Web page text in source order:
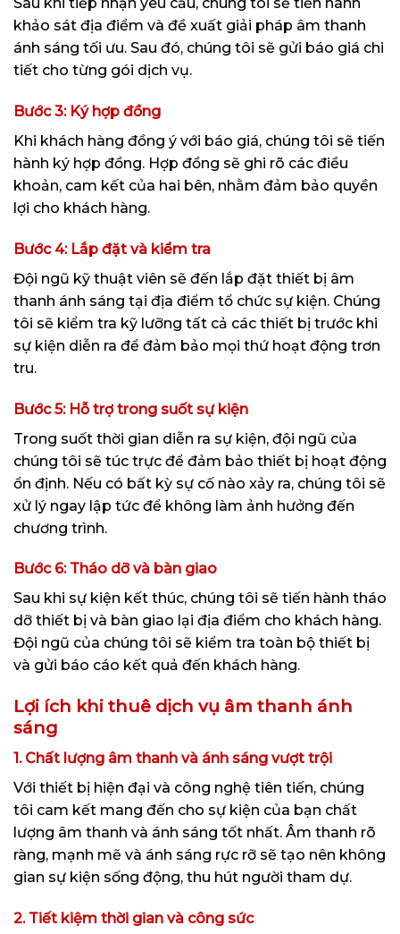
khảo sát địa điểm và đề xuất giải pháp âm thanh
ánh sáng tối ưu. Sau đó, chúng tôi sẽ gửi báo giá chi
tiết cho từng gói dịch vụ.
Bước 3: Ký hợp đồng
Khi khách hàng đồng ý với báo giá, chúng tôi sẽ tiến
hành ký hợp đồng. Hợp đồng sẽ ghi rõ các điều
khoản, cam kết của hai bên, nhằm đảm bảo quyền
lợi cho khách hàng.
Bước 4: Lắp đặt và kiểm tra
Đội ngũ kỹ thuật viên sẽ đến lắp đặt thiết bị âm
thanh ánh sáng tại địa điểm tổ chức sự kiện. Chúng
tôi sẽ kiểm tra kỹ lưỡng tất cả các thiết bị trước khi
sự kiện diễn ra để đảm bảo mọi thứ hoạt động trơn
tru.
Bước 5: Hỗ trợ trong suốt sự kiện
Trong suốt thời gian diễn ra sự kiện, đội ngũ của
chúng tôi sẽ túc trực để đảm bảo thiết bị hoạt động
ổn định. Nếu có bất kỳ sự cố nào xảy ra, chúng tôi sẽ
xử lý ngay lập tức để không làm ảnh hưởng đến
chương trình.
Bước 6: Tháo dỡ và bàn giao
Sau khi sự kiện kết thúc, chúng tôi sẽ tiến hành tháo
dỡ thiết bị và bàn giao lại địa điểm cho khách hàng.
Đội ngũ của chúng tôi sẽ kiểm tra toàn bộ thiết bị
và gửi báo cáo kết quả đến khách hàng.
Lợi ích khi thuê dịch vụ âm thanh ánh
sáng
1. Chất lượng âm thanh và ánh sáng vượt trội
Với thiết bị hiện đại và công nghệ tiên tiến, chúng
tôi cam kết mang đến cho sự kiện của bạn chất
lượng âm thanh và ánh sáng tốt nhất. Âm thanh rõ
ràng, mạnh mẽ và ánh sáng rực rỡ sẽ tạo nên không
gian sự kiện sống động, thu hút người tham dự.
2. Tiết kiệm thời gian và công sức